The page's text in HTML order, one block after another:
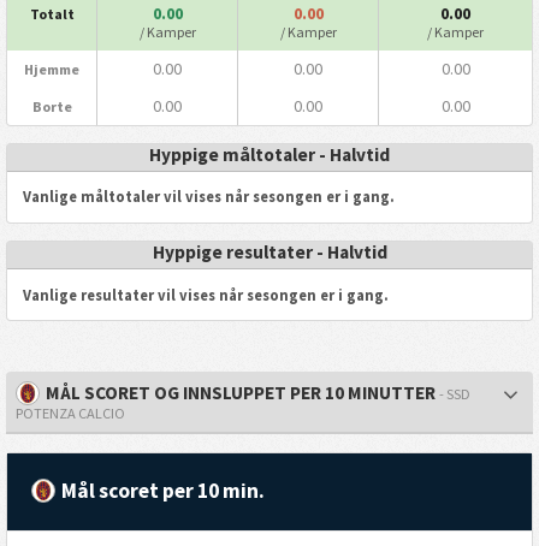
Totalt 0.00
/ Kamper
0.00
/ Kamper
0.00
/ Kamper
Hjemme 0.00 0.00 0.00
Borte 0.00 0.00 0.00
Hyppige måltotaler - Halvtid
Vanlige måltotaler vil vises når sesongen er i gang.
Hyppige resultater - Halvtid
Vanlige resultater vil vises når sesongen er i gang.
MÅL SCORET OG INNSLUPPET PER 10 MINUTTER - SSD
POTENZA CALCIO
Mål scoret per 10 min.